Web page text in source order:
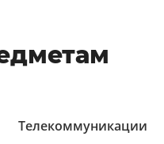
Телекоммуникации